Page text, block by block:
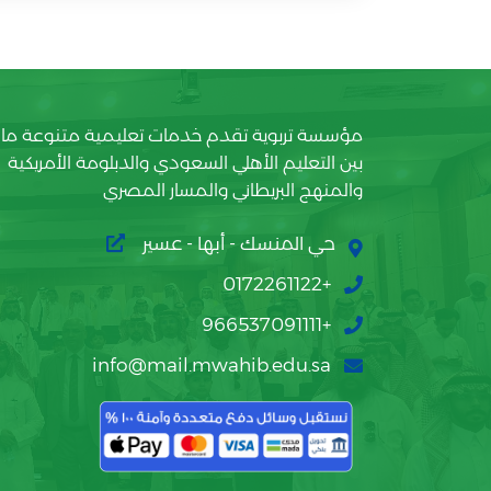
مؤسسة تربوية تقدم خدمات تعليمية متنوعة ما
بين التعليم الأهلي السعودي والدبلومة الأمريكية
والمنهج البريطاني والمسار المصري
حي المنسك - أبها - عسير
+0172261122
+966537091111
info@mail.mwahib.edu.sa